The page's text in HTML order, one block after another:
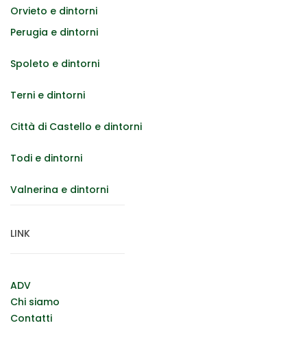
Orvieto e dintorni
Perugia e dintorni
Spoleto e dintorni
Terni e dintorni
Città di Castello e dintorni
Todi e dintorni
Valnerina e dintorni
LINK
ADV
Chi siamo
Contatti